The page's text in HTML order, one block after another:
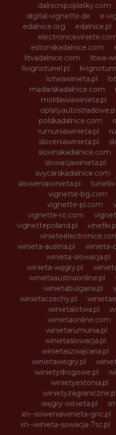
dalnicnipoplatky.com
digital-vignette.de
e-
edalnice.org
edalnice.pl
estonskadalnice.com
litvadalnice.com
litwa-
livignotunel.pl
lotwawinieta.pl
madarskadalnice.com
moldawiawinieta.pl
oplatyautostradowe.pl
polskadalnice.com
rumuniawinieta.pl
sloveniawinieta.pl
slovinskadalnice.com
slowacjawinieta.pl
svycarskadalnice.com
słoweniawinieta.pl
vignette-bg.com
vignette-pl.com
vignette-ro.com
vignettepoland.pl
winieta-austria.pl
winieta-
winieta-słowacja.pl
winieta-węgry.pl
winietaaustriaonline.pl
winietabulgaria.pl
winietaczechy.pl
winietalotwa.pl
winietaonline.com
winietarumunia.pl
winietaslowacja.pl
winietaszwajcaria.pl
winietawegry.pl
winietydrogowe.pl
winietyestonia.pl
winietyzagraniczne.pl
węgry-winieta.pl
xn--soweniawinieta-gnc.pl
xn--winieta-sowacja-7sc.pl